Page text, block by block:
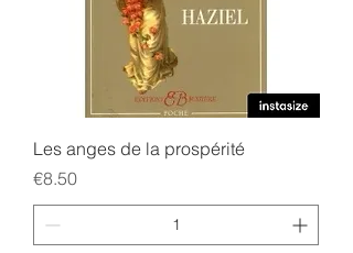
Les anges de la prospérité
Price
€8.50